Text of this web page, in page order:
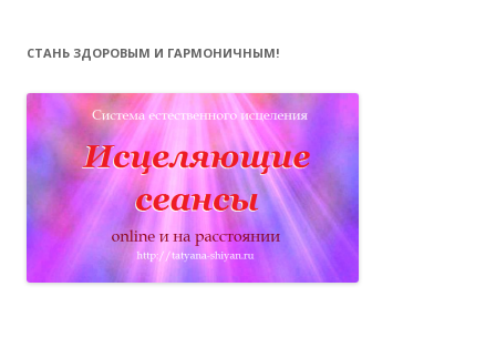
СТАНЬ ЗДОРОВЫМ И ГАРМОНИЧНЫМ!